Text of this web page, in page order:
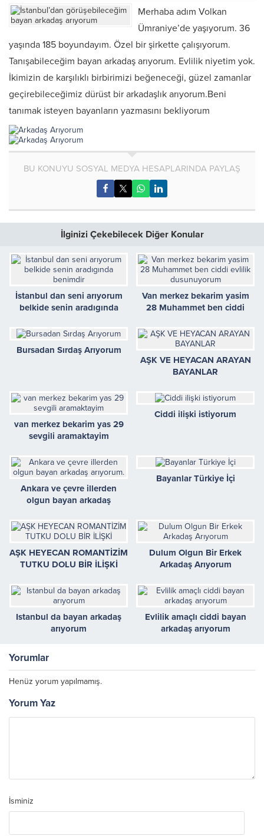
Merhaba adım Volkan
Ümraniye’de yaşıyorum. 36
yaşında 185 boyundayım. Özel bir şirkette çalışıyorum.
Tanışabileceğim bayan arkadaş arıyorum. Evlilik niyetim yok.
İkimizin de karşılıklı birbirimizi beğeneceği, güzel zamanlar
geçirebileceğimiz dürüst bir arkadaşlık arıyorum.Beni
tanımak isteyen bayanların yazmasını bekliyorum
BU KONUYU SOSYAL MEDYA HESAPLARINDA PAYLAŞ
İlginizi Çekebilecek Diğer Konular
İstanbul dan seni arıyorum
belkide senin aradıgında
Van merkez bekarim yasim
28 Muhammet ben ciddi
Bursadan Sırdaş Arıyorum
AŞK VE HEYACAN ARAYAN
BAYANLAR
van merkez bekarim yas 29
sevgili aramaktayim
Ciddi ilişki istiyorum
Ankara ve çevre illerden
olgun bayan arkadaş
Bayanlar Türkiye İçi
AŞK HEYECAN ROMANTİZİM
TUTKU DOLU BİR İLİŞKİ
Dulum Olgun Bir Erkek
Arkadaş Arıyorum
Istanbul da bayan arkadaş
arıyorum
Evlilik amaçlı ciddi bayan
arkadaş arıyorum
Yorumlar
Henüz yorum yapılmamış.
Yorum Yaz
İsminiz